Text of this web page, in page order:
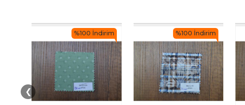
%100 İndirim %100 İndirim
❮